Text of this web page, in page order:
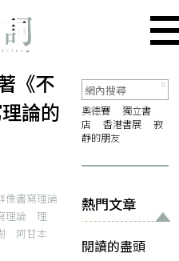
《不
論的
像書寫理論
理論
理
阿甘本
奧德賽
獨立書
店
香港書展
寂
靜的朋友
熱門文章
閱讀的盡頭